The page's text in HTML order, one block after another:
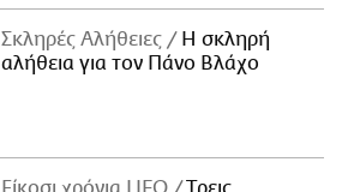
Σκληρές Αλήθειες
H σκληρή
αλήθεια για τον Πάνο Βλάχο